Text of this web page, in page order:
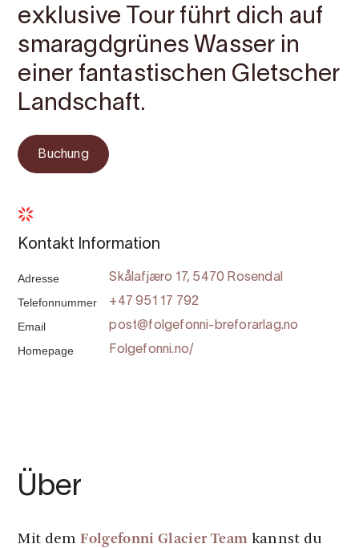
exklusive Tour führt dich auf
smaragdgrünes Wasser in
einer fantastischen Gletscher
Landschaft.
Buchung
Kontakt Information
Adresse Skålafjæro 17, 5470 Rosendal
Telefonnummer +47 951 17 792
Email post@folgefonni-breforarlag.no
Homepage Folgefonni.no/
Über
Mit demFolgefonni Glacier Team kannst du